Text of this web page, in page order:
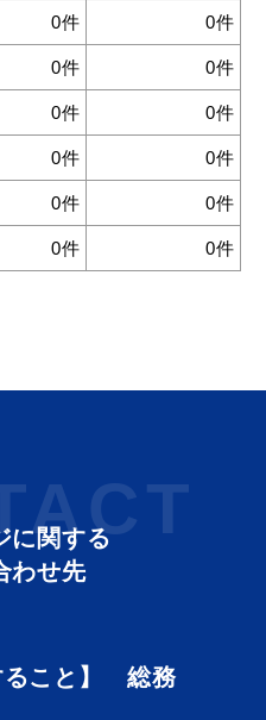
0件 0件
0件 0件
0件 0件
0件 0件
0件 0件
0件 0件
に関する
わせ先
ること】 総務